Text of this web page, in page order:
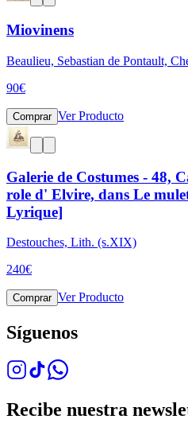
Miovinens
Beaulieu, Sebastian de Pontault,
90€
Comprar Ver Producto
Galerie de Costumes - 48,
role d' Elvire, dans Le
Lyrique]
Destouches, Lith. (s.XIX)
240€
Comprar Ver Producto
Síguenos
Recibe nuestra